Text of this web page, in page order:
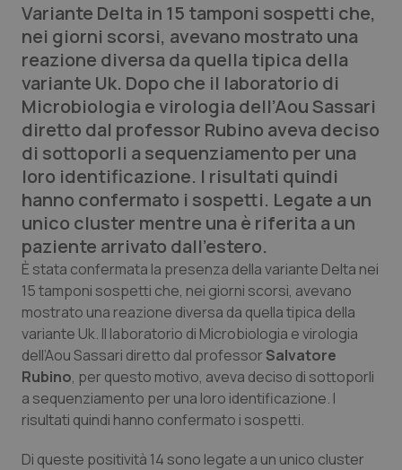
Lettere al direttore
Edizioni Regionali
QS Pro
Professionisti Sanitari.AI
Abruzzo
Basilicata
Calabria
Campania
Emilia-Romagna
Friuli Venezia Giulia
QS Pro Gold
Artrite & artrosi
Asma & BPCO
Car-T
Colesterolo & coronaropatie
Dermatite Atopica
QS Club Newsletter
Variante Delta in 15 tamponi sospetti che,
nei giorni scorsi, avevano mostrato una
reazione diversa da quella tipica della
variante Uk. Dopo che il laboratorio di
Microbiologia e virologia dell’Aou Sassari
diretto dal professor Rubino aveva deciso
di sottoporli a sequenziamento per una
loro identificazione. I risultati quindi
hanno confermato i sospetti. Legate a un
unico cluster mentre una è riferita a un
paziente arrivato dall'estero.
È stata confermata la presenza della variante Delta nei
15 tamponi sospetti che, nei giorni scorsi, avevano
mostrato una reazione diversa da quella tipica della
variante Uk. Il laboratorio di Microbiologia e virologia
dell’Aou Sassari diretto dal professor Salvatore
Rubino, per questo motivo, aveva deciso di sottoporli
a sequenziamento per una loro identificazione. I
risultati quindi hanno confermato i sospetti.
Di queste positività 14 sono legate a un unico cluster